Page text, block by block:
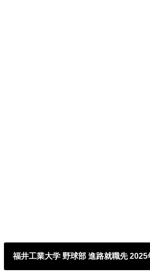
福井工業大学 野球部 進路就職先 2025